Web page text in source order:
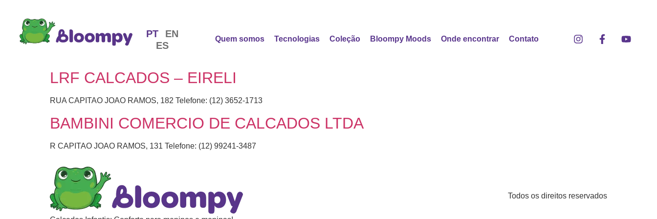
PT
EN
ES
Quem somos Tecnologias Coleção Bloompy Moods Onde encontrar Contato
LRF CALCADOS – EIRELI
RUA CAPITAO JOAO RAMOS, 182 Telefone: (12) 3652-1713
BAMBINI COMERCIO DE CALCADOS LTDA
R CAPITAO JOAO RAMOS, 131 Telefone: (12) 99241-3487
Todos os direitos reservados